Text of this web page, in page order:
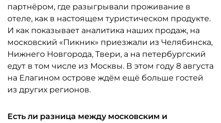
партнёром, где разыгрывали проживание в
отеле, как в настоящем туристическом продукте.
И как показывает аналитика наших продаж, на
московский «Пикник» приезжали из Челябинска,
Нижнего Новгорода, Твери, а на петербургский
едут в том числе из Москвы. В этом году 8 августа
на Елагином острове ждём ещё больше гостей
из других регионов.
Есть ли разница между московским и